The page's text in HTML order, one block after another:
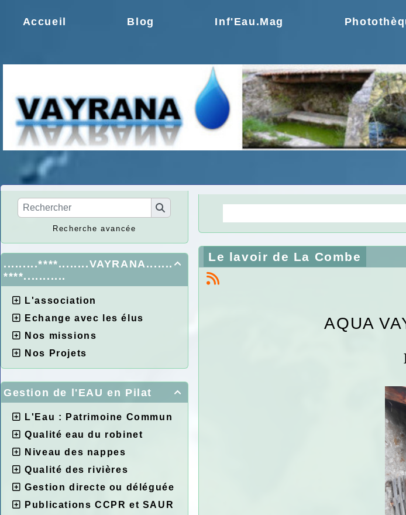
Accueil Blog Inf'Eau.Mag
Recherche avancée

.........****........VAYRANA.......
****...........
L'association
Echange avec les élus
Nos missions
Nos Projets

Gestion de l'EAU en Pilat
L'Eau : Patrimoine Commun
Qualité eau du robinet
Niveau des nappes
Qualité des rivières
Gestion directe ou déléguée
Publications CCPR et SAUR
Le lavoir de La Combe
AQUA